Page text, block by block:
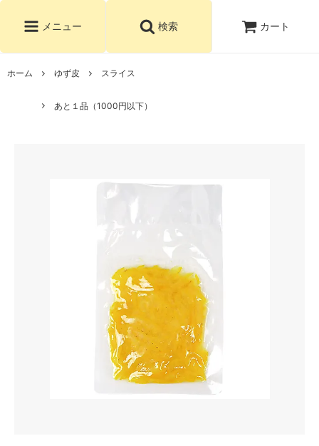
メニュー 検索 カート
ホーム ゆず皮 スライス
あと１品（1000円以下）